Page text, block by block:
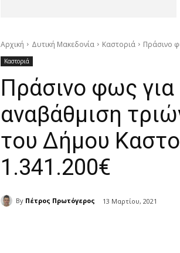
Αρχική Δυτική Μακεδονία Καστοριά Πράσινο
Καστοριά
Πράσινο φως για
αναβάθμιση
του Δήμου
1.341.200€
By Πέτρος Πρωτόγερος 13 Μαρτίου, 2021